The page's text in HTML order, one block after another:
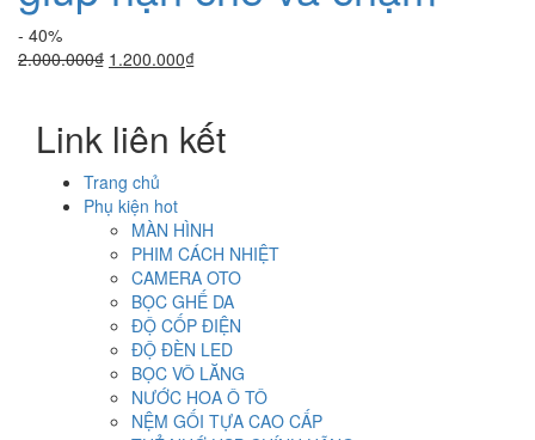
- 40%
2.000.000₫ Giá
2.000.000₫.
1.200.000₫Giá
là:
1.200.000₫.
Link liên kết
Trang chủ
Phụ kiện hot
MÀN HÌNH
PHIM CÁCH NHIỆT
CAMERA OTO
BỌC GHẾ DA
ĐỘ CỐP ĐIỆN
ĐỘ ĐÈN LED
BỌC VÔ LĂNG
NƯỚC HOA Ô TÔ
NỆM GỐI TỰA CAO CẤP